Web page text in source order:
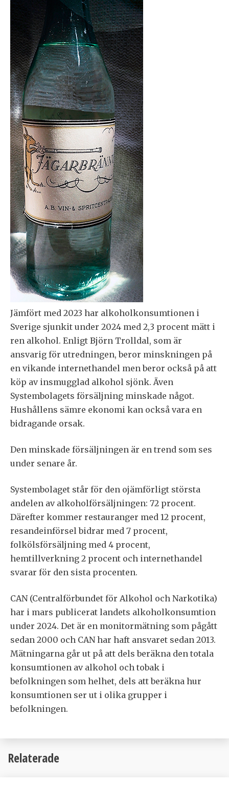
Jämfört med 2023 har alkoholkonsumtionen i
Sverige sjunkit under 2024 med 2,3 procent mätt i
ren alkohol. Enligt Björn Trolldal, som är
ansvarig för utredningen, beror minskningen på
en vikande internethandel men beror också på att
köp av insmugglad alkohol sjönk. Även
Systembolagets försäljning minskade något.
Hushållens sämre ekonomi kan också vara en
bidragande orsak.
Den minskade försäljningen är en trend som ses
under senare år.
Systembolaget står för den ojämförligt största
andelen av alkoholförsäljningen: 72 procent.
Därefter kommer restauranger med 12 procent,
resandeinförsel bidrar med 7 procent,
folkölsförsäljning med 4 procent,
hemtillverkning 2 procent och internethandel
svarar för den sista procenten.
CAN (Centralförbundet för Alkohol och Narkotika)
har i mars publicerat landets alkoholkonsumtion
under 2024. Det är en monitormätning som pågått
sedan 2000 och CAN har haft ansvaret sedan 2013.
Mätningarna går ut på att dels beräkna den totala
konsumtionen av alkohol och tobak i
befolkningen som helhet, dels att beräkna hur
konsumtionen ser ut i olika grupper i
befolkningen.
Relaterade